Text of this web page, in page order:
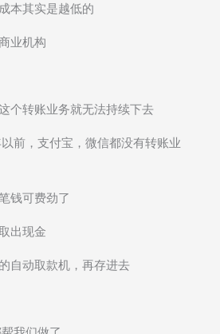
本其实是越低的
业机构
个转账业务就无法持续下去
前，支付宝，微信都没有转账业
钱可费劲了
出现金
自动取款机，再存进去